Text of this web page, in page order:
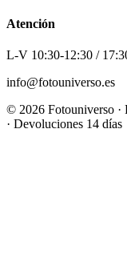
Atención
L-V 10:30-12:30 /
info@fotouniverso.es
© 2026 Fotouniverso ·
· Devoluciones 14 días